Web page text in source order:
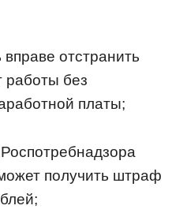
отстранить
работы без
платы;
получить штраф